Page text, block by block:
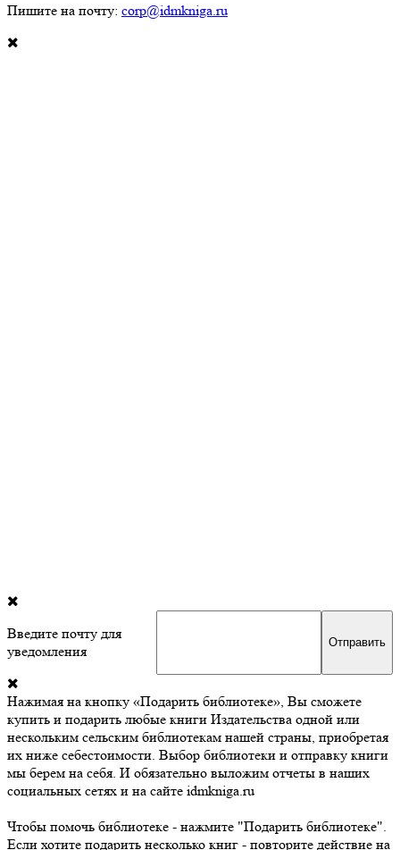
Пишите на почту: corp@idmkniga.ru
Введите почту для
уведомления
Нажимая на кнопку «Подарить библиотеке», Вы сможете
купить и подарить любые книги Издательства одной или
нескольким сельским библиотекам нашей страны, приобретая
их ниже себестоимости. Выбор библиотеки и отправку книги
мы берем на себя. И обязательно выложим отчеты в наших
социальных сетях и на сайте idmkniga.ru
Чтобы помочь библиотеке - нажмите "Подарить библиотеке".
Если хотите подарить несколько книг - повторите действие на